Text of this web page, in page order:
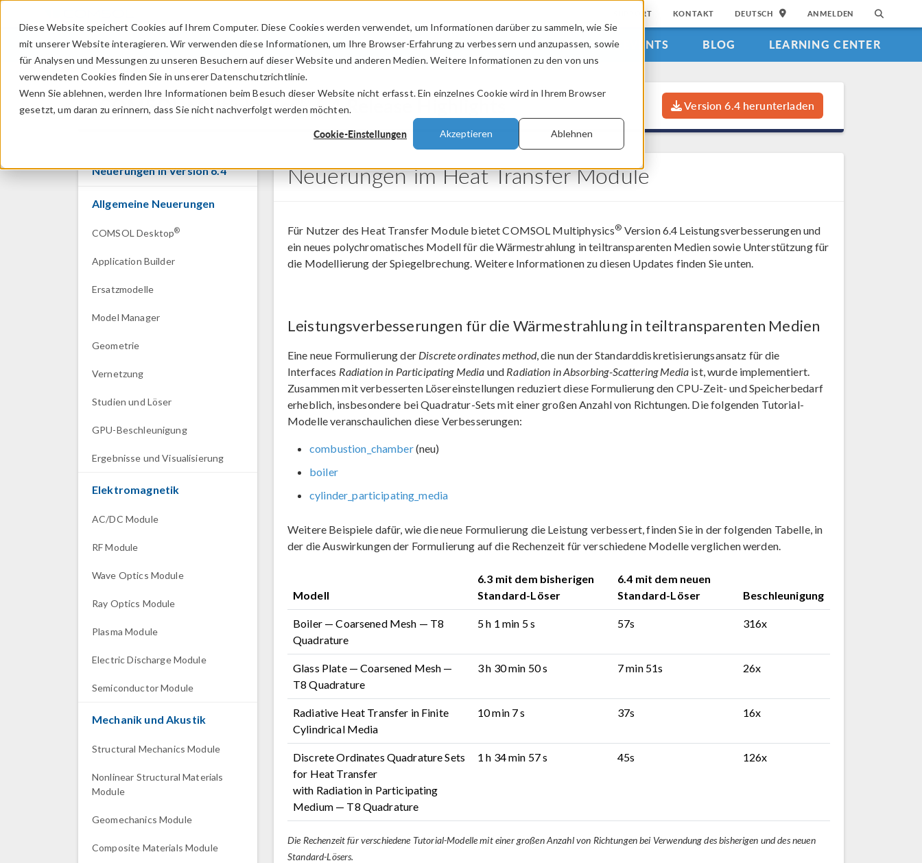
Diese Website speichert Cookies auf Ihrem Computer. Diese Cookies werden verwendet, um Informationen darüber zu sammeln, wie Sie
mit unserer Website interagieren. Wir verwenden diese Informationen, um Ihre Browser-Erfahrung zu verbessern und anzupassen, sowie
für Analysen und Messungen zu unseren Besuchern auf dieser Website und anderen Medien. Weitere Informationen zu den von uns
verwendeten Cookies finden Sie in unserer Datenschutzrichtlinie.
Wenn Sie ablehnen, werden Ihre Informationen beim Besuch dieser Website nicht erfasst. Ein einzelnes Cookie wird in Ihrem Browser
gesetzt, um daran zu erinnern, dass Sie nicht nachverfolgt werden möchten.
Cookie-Einstellungen Akzeptieren Ablehnen
SUPPORT KONTAKT DEUTSCH ANMELDEN
PRODUKTE BRANCHEN VIDEOS EVENTS BLOG LEARNING CENTER
COMSOL Multiphysics®6.4 Release Highlights Version 6.4 herunterladen
Neuerungen in Version 6.4
Allgemeine Neuerungen
COMSOL Desktop®
Application Builder
Ersatzmodelle
Model Manager
Geometrie
Vernetzung
Studien und Löser
GPU-Beschleunigung
Ergebnisse und Visualisierung
Elektromagnetik
AC/DC Module
RF Module
Wave Optics Module
Ray Optics Module
Plasma Module
Electric Discharge Module
Semiconductor Module
Mechanik und Akustik
Structural Mechanics Module
Nonlinear Structural Materials
Module
Geomechanics Module
Composite Materials Module
Neuerungen im Heat Transfer Module
Für Nutzer des Heat Transfer Module bietet COMSOL Multiphysics® Version 6.4 Leistungsverbesserungen und
ein neues polychromatisches Modell für die Wärmestrahlung in teiltransparenten Medien sowie Unterstützung für
die Modellierung der Spiegelbrechung. Weitere Informationen zu diesen Updates finden Sie unten.
Leistungsverbesserungen für die Wärmestrahlung in teiltransparenten Medien
Eine neue Formulierung der Discrete ordinates method, die nun der Standarddiskretisierungsansatz für die
Interfaces Radiation in Participating Media und Radiation in Absorbing-Scattering Media ist, wurde implementiert.
Zusammen mit verbesserten Lösereinstellungen reduziert diese Formulierung den CPU-Zeit- und Speicherbedarf
erheblich, insbesondere bei Quadratur-Sets mit einer großen Anzahl von Richtungen. Die folgenden Tutorial-
Modelle veranschaulichen diese Verbesserungen:
combustion_chamber(neu)
boiler
cylinder_participating_media
Weitere Beispiele dafür, wie die neue Formulierung die Leistung verbessert, finden Sie in der folgenden Tabelle, in
der die Auswirkungen der Formulierung auf die Rechenzeit für verschiedene Modelle verglichen werden.
Modell
6.3 mit dem bisherigen
Standard-Löser
6.4 mit dem neuen
Standard-Löser
Beschleunigung
Boiler — Coarsened Mesh — T8
Quadrature
5 h 1 min 5 s 57s 316x
Glass Plate — Coarsened Mesh —
T8 Quadrature
3 h 30 min 50 s 7 min 51s 26x
Radiative Heat Transfer in Finite
Cylindrical Media
10 min 7 s 37s 16x
Discrete Ordinates Quadrature Sets
for Heat Transfer
with Radiation in Participating
Medium — T8 Quadrature
1 h 34 min 57 s 45s 126x
Die Rechenzeit für verschiedene Tutorial-Modelle mit einer großen Anzahl von Richtungen bei Verwendung des bisherigen und des neuen
Standard-Lösers.